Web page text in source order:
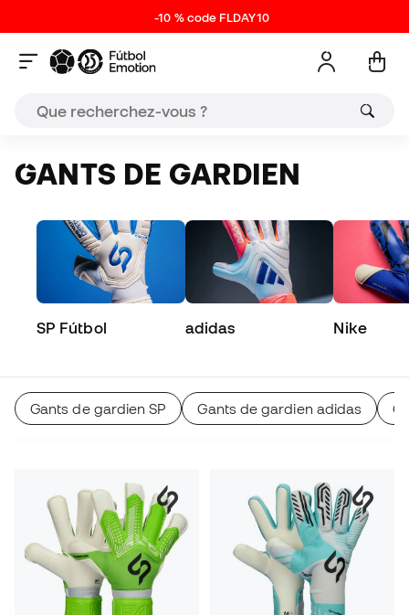
-10 % code FLDAY10
GANTS DE GARDIEN
SP Fútbol adidas Nike
Gants de gardien SP Gants de gardien adidas